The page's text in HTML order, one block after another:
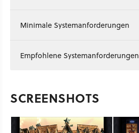
Minimale Systemanforderungen
Empfohlene Systemanforderungen
SCREENSHOTS